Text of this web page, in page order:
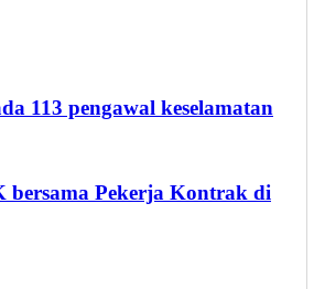
113 pengawal keselamatan
bersama Pekerja Kontrak di